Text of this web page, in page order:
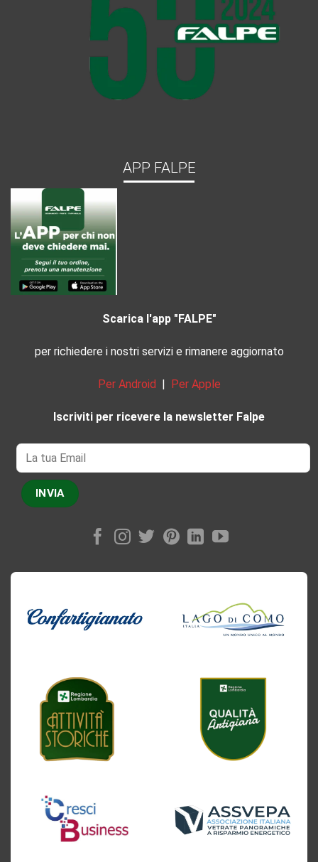
APP FALPE
Scarica l'app "FALPE"
per richiedere i nostri servizi e rimanere aggiornato
Per Android | Per Apple
Iscriviti per ricevere la newsletter Falpe